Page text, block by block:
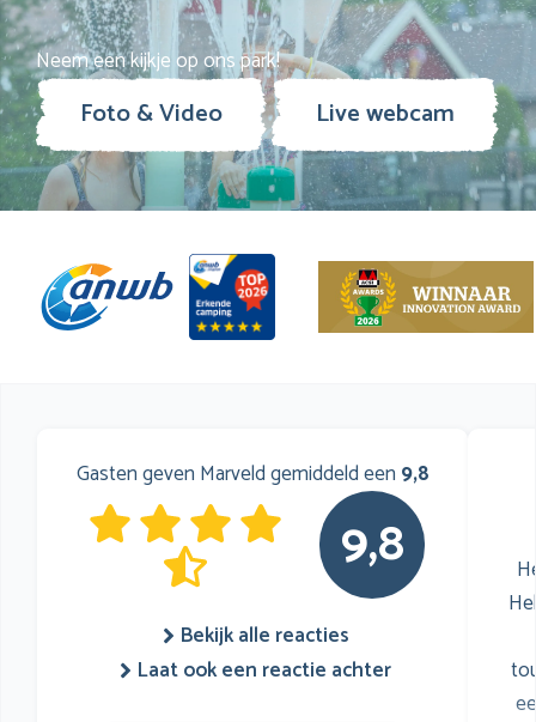
Neem een kijkje op ons park!
Foto & Video Live webcam
Gasten geven Marveld gemiddeld een 9,8
9,8
Bekijk alle reacties
Laat ook een reactie achter